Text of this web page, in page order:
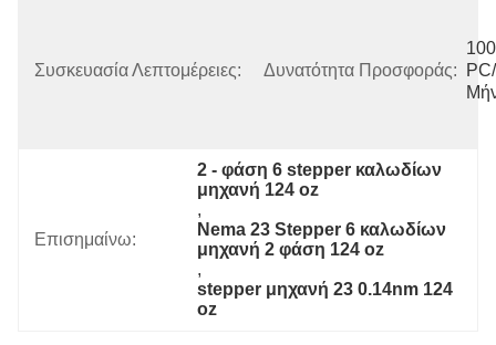
Συσκευασία Λεπτομέρειες:
Εσωτερικό
Κιβώτιο
Δυνατότητα Προσφοράς:
PC/
Επισημαίνω:
2 - φάση 6 stepper καλωδίων
μηχανή 124 oz
,
Nema 23 Stepper 6 καλωδίων
μηχανή 2 φάση 124 oz
,
stepper μηχανή 23 0.14nm 124
oz